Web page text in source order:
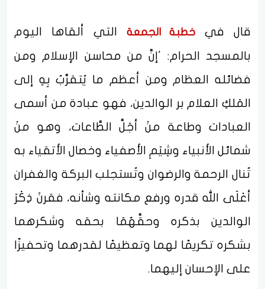
قال في خطبة الجمعة التي ألقاها اليوم
بالمسجد الحرام: 'إنَّ من محاسن الإسلام ومن
فضائله العظام ومن أعظم ما يُتقرَّبُ بِهِ إلى
المَلكِ العلام بر الوالدين، فهو عبادة من أسمى
العبادات وطاعة منْ أجَلَّ الطَّاعات، وهو منْ
شمائل الأنبياء وشِيَمِ الأصفياء وخصال الأتقياء به
تُنال الرحمة والرضوان وتُستجلب البركة والغفران
أعْلَى الله قدره ورفع مكانته وشأنه، فقرنَ ذِكْرَ
الوالدين بذكره وحقَّهُمَا بحقه وشكرهما
بشكره تكريمًا لهما وتعظيمًا لقدرهما وتحفيزًا
على الإحسان إليهما.